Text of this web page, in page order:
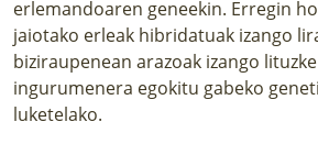
erlemandoaren geneekin. Erregin
jaiotako erleak hibridatuak izango
biziraupenean arazoak izango
ingurumenera egokitu gabeko
luketelako.